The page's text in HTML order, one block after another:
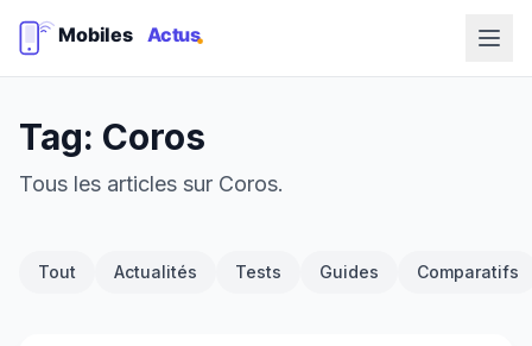
Tag: Coros
Tous les articles sur Coros.
Tout Actualités Tests Guides Comparatifs